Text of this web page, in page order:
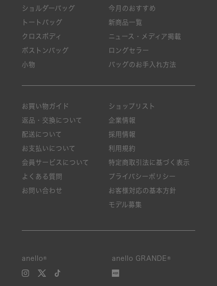
ショルダーバッグ
トートバッグ
クロスボディ
ボストンバッグ
小物
今月のおすすめ
新商品一覧
ニュース・メディア掲載
ロングセラー
バッグのお手入れ方法
お買い物ガイド
返品・交換について
配送について
お支払いについて
会員サービスについて
よくある質問
お問い合わせ
ショップリスト
企業情報
採用情報
利用規約
特定商取引法に基づく表示
プライバシーポリシー
お客様対応の基本方針
モデル募集
anello® anello GRANDE®